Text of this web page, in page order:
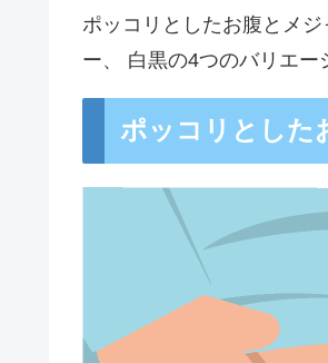
ポッコリとしたお腹とメ
ー、 白黒の4つのバリエー
ポッコリとした